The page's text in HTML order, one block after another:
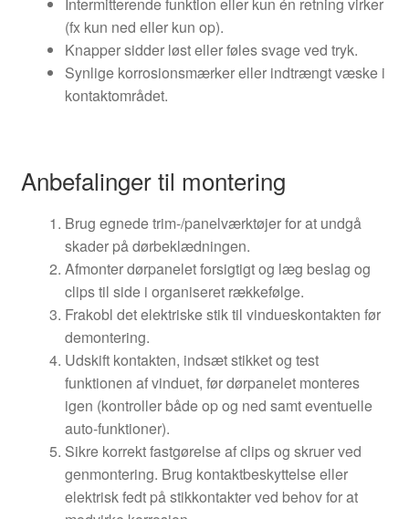
Intermitterende funktion eller kun én retning virker
(fx kun ned eller kun op).
Knapper sidder løst eller føles svage ved tryk.
Synlige korrosionsmærker eller indtrængt væske i
kontaktområdet.
Anbefalinger til montering
Brug egnede trim-/panelværktøjer for at undgå
skader på dørbeklædningen.
Afmonter dørpanelet forsigtigt og læg beslag og
clips til side i organiseret rækkefølge.
Frakobl det elektriske stik til vindueskontakten før
demontering.
Udskift kontakten, indsæt stikket og test
funktionen af vinduet, før dørpanelet monteres
igen (kontroller både op og ned samt eventuelle
auto-funktioner).
Sikre korrekt fastgørelse af clips og skruer ved
genmontering. Brug kontaktbeskyttelse eller
elektrisk fedt på stikkontakter ved behov for at